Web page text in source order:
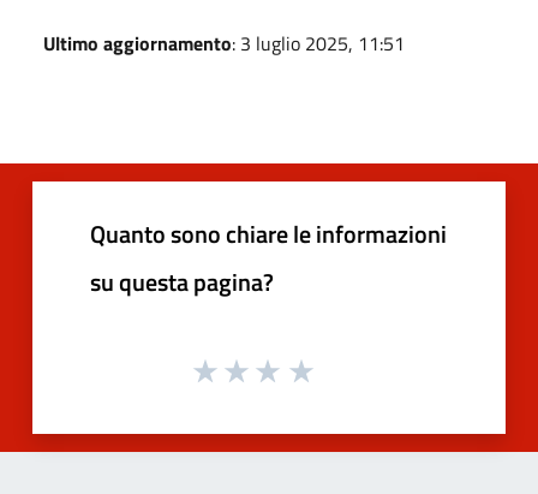
Ultimo aggiornamento: 3 luglio 2025, 11:51
Quanto sono chiare le informazioni
su questa pagina?